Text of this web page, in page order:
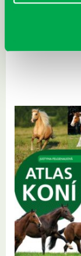
Sprievodca po